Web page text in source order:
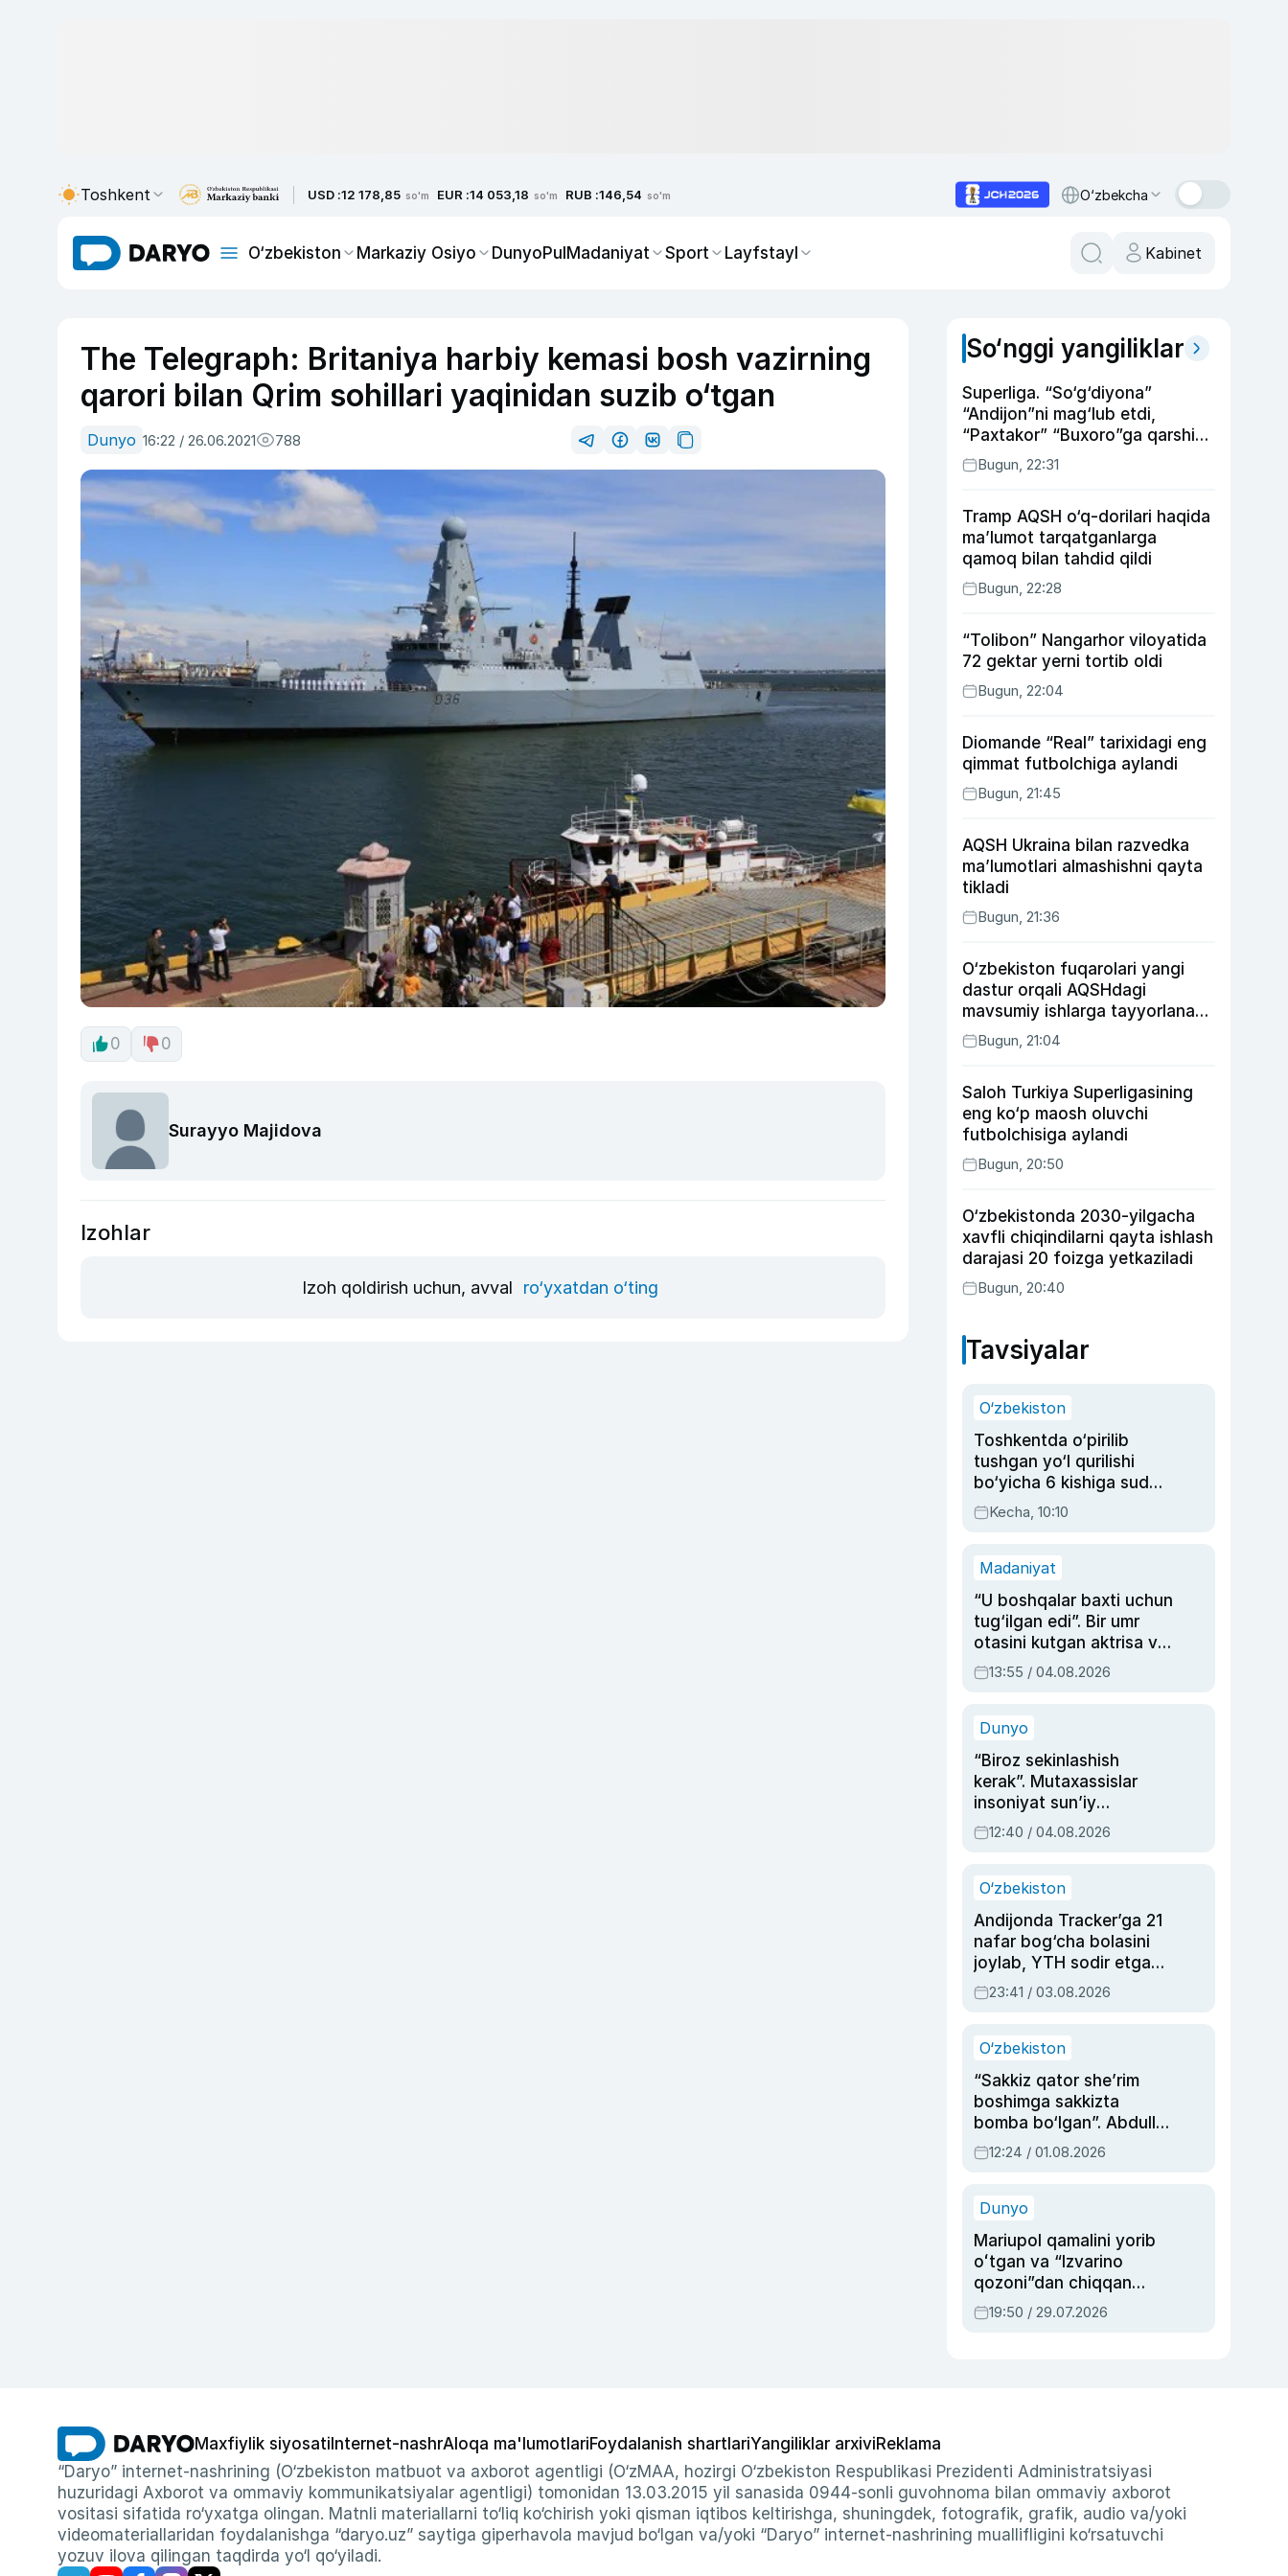
Toshkent USD :12 178,85 so'm EUR :14 053,18 so'm RUB :146,54 so'm O‘zbekcha
O‘zbekiston Markaziy Osiyo DunyoPulMadaniyat Sport Layfstayl Kabinet
The Telegraph: Britaniya harbiy kemasi bosh vazirning
qarori bilan Qrim sohillari yaqinidan suzib o‘tgan
Dunyo 16:22 / 26.06.2021 788
0 0
Surayyo Majidova
Izohlar
Izoh qoldirish uchun, avval ro‘yxatdan o‘ting
So‘nggi yangiliklar
Superliga. “So‘g‘diyona”
“Andijon”ni mag‘lub etdi,
“Paxtakor” “Buxoro”ga qarshi
bahsda g‘alabani qo‘ldan
chiqardi
Bugun, 22:31
Tramp AQSH o‘q-dorilari haqida
ma’lumot tarqatganlarga
qamoq bilan tahdid qildi
Bugun, 22:28
“Tolibon” Nangarhor viloyatida
72 gektar yerni tortib oldi
Bugun, 22:04
Diomande “Real” tarixidagi eng
qimmat futbolchiga aylandi
Bugun, 21:45
AQSH Ukraina bilan razvedka
ma’lumotlari almashishni qayta
tikladi
Bugun, 21:36
O‘zbekiston fuqarolari yangi
dastur orqali AQSHdagi
mavsumiy ishlarga tayyorlanadi
va joylashtiriladi
Bugun, 21:04
Saloh Turkiya Superligasining
eng ko‘p maosh oluvchi
futbolchisiga aylandi
Bugun, 20:50
O‘zbekistonda 2030-yilgacha
xavfli chiqindilarni qayta ishlash
darajasi 20 foizga yetkaziladi
Bugun, 20:40
Tavsiyalar
O‘zbekiston
Toshkentda o‘pirilib
tushgan yo‘l qurilishi
bo‘yicha 6 kishiga sud
hukmi o‘qildi
Kecha, 10:10
Madaniyat
“U boshqalar baxti uchun
tug‘ilgan edi”. Bir umr
otasini kutgan aktrisa va
dublyaj ustasi Rimma
Ahmedovaning
13:55 / 04.08.2026
Dunyo
“Biroz sekinlashish
kerak”. Mutaxassislar
insoniyat sun’iy
intellektni boshqara
olmay qolishidan xavotir
12:40 / 04.08.2026
O‘zbekiston
Andijonda Tracker’ga 21
nafar bog‘cha bolasini
joylab, YTH sodir etgan
ayolga sud hukmi o‘qildi
23:41 / 03.08.2026
O‘zbekiston
“Sakkiz qator she’rim
boshimga sakkizta
bomba bo‘lgan”. Abdulla
Oripovni siyosiy
ayblovlardan asrab
12:24 / 01.08.2026
Dunyo
Mariupol qamalini yorib
oʻtgan va “Izvarino
qozoni”dan chiqqan
qahramon — Ukraina
armiyasi bosh
19:50 / 29.07.2026
Maxfiylik siyosati Internet-nashrAloqa ma'lumotlariFoydalanish shartlariYangiliklar arxiviReklama
“Daryo” internet-nashrining (O‘zbekiston matbuot va axborot agentligi (O‘zMAA, hozirgi O‘zbekiston Respublikasi Prezidenti Administratsiyasi
huzuridagi Axborot va ommaviy kommunikatsiyalar agentligi) tomonidan 13.03.2015 yil sanasida 0944-sonli guvohnoma bilan ommaviy axborot
vositasi sifatida ro‘yxatga olingan. Matnli materiallarni to‘liq ko‘chirish yoki qisman iqtibos keltirishga, shuningdek, fotografik, grafik, audio va/yoki
videomateriallaridan foydalanishga “daryo.uz” saytiga giperhavola mavjud bo‘lgan va/yoki “Daryo” internet-nashrining muallifligini ko‘rsatuvchi
yozuv ilova qilingan taqdirda yo‘l qo‘yiladi.